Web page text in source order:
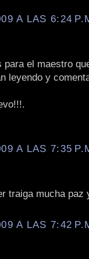
A LAS 6:24
el maestro
leyendo y
A LAS 7:35
traiga mucha paz
A LAS 7:42